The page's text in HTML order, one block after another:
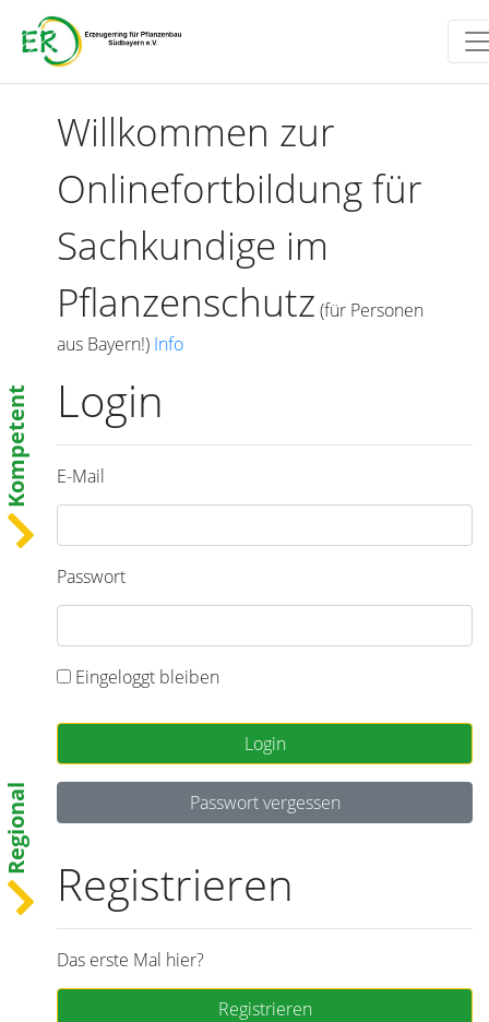
Willkommen zur
Onlinefortbildung für
Sachkundige im
Pflanzenschutz (für Personen
aus Bayern!) Info
Kompetent
Regional
Login
E-Mail
Passwort
Eingeloggt bleiben
Login
Passwort vergessen
Registrieren
Das erste Mal hier?
Registrieren